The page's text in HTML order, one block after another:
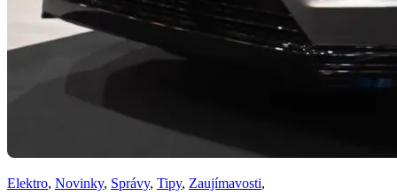
Elektro, Novinky, Správy, Tipy, Zaujímavosti,